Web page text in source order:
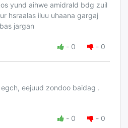
yund aihwe amidrald bdg zuil
hsraalas iluu uhaana gargaj
jargan
- 0 - 0
eejuud zondoo baidag .
- 0 - 0